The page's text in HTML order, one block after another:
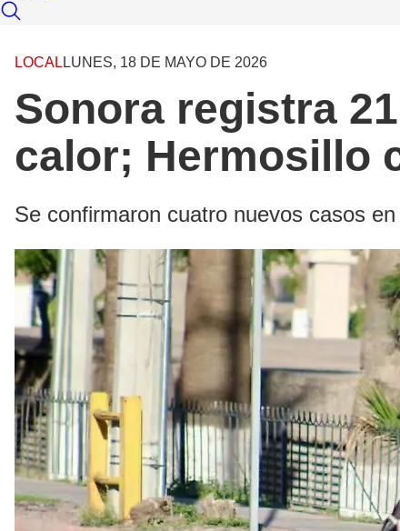
LOCAL LUNES, 18 DE MAYO DE 2026
Sonora registra
calor; Hermosillo
Se confirmaron cuatro nuevos casos